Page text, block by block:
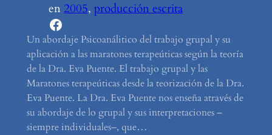
en2005, producción escrita
Facebook
Un abordaje Psicoanálitico del trabajo grupal y su
aplicación a las maratones terapeúticas según la teoría
de la Dra. Eva Puente. El trabajo grupal y las
Maratones terapeúticas desde la teorización de la Dra.
Eva Puente. La Dra. Eva Puente nos enseña através de
su abordaje de lo grupal y sus interpretaciones –
siempre individuales–, que…